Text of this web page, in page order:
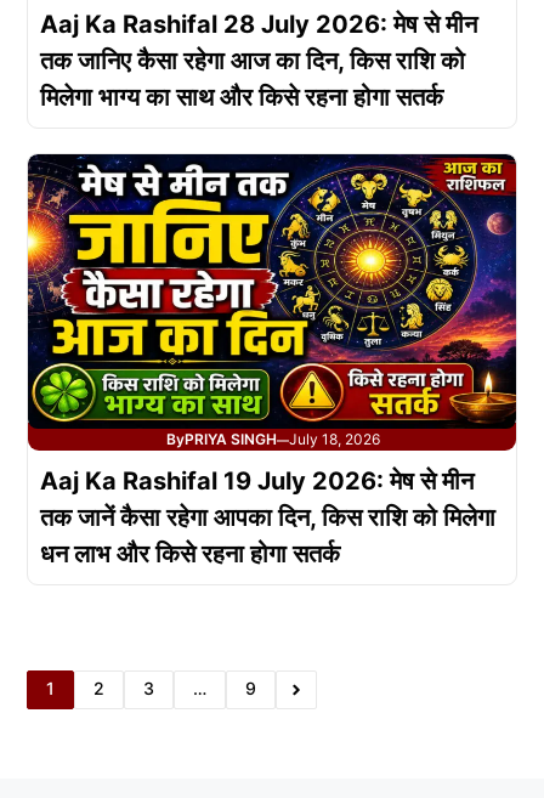
Aaj Ka Rashifal 28 July 2026: मेष से मीन
तक जानिए कैसा रहेगा आज का दिन, किस राशि को
मिलेगा भाग्य का साथ और किसे रहना होगा सतर्क
ByPRIYA SINGH—July 18, 2026
Aaj Ka Rashifal 19 July 2026: मेष से मीन
तक जानें कैसा रहेगा आपका दिन, किस राशि को मिलेगा
धन लाभ और किसे रहना होगा सतर्क
1 2 3 … 9